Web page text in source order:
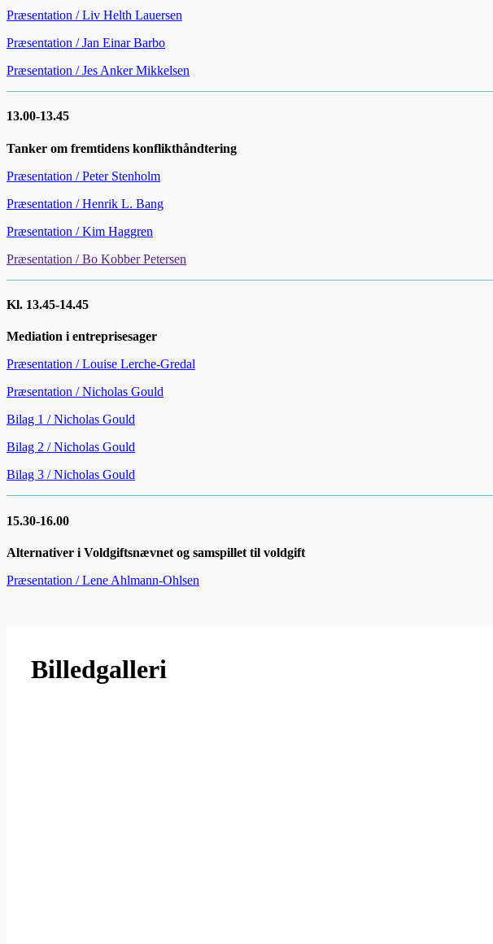
Præsentation / Liv Helth Lauersen
Præsentation / Jan Einar Barbo
Præsentation / Jes Anker Mikkelsen
13.00-13.45
Tanker om fremtidens konflikthåndtering
Præsentation / Peter Stenholm
Præsentation / Henrik L. Bang
Præsentation / Kim Haggren
Præsentation / Bo Kobber Petersen
Kl. 13.45-14.45
Mediation i entreprisesager
Præsentation / Louise Lerche-Gredal
Præsentation / Nicholas Gould
Bilag 1 / Nicholas Gould
Bilag 2 / Nicholas Gould
Bilag 3 / Nicholas Gould
15.30-16.00
Alternativer i Voldgiftsnævnet og samspillet til voldgift
Præsentation / Lene Ahlmann-Ohlsen
Billedgalleri